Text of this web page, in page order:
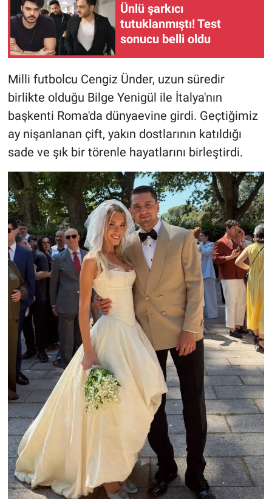
Ünlü şarkıcı
tutuklanmıştı! Test
sonucu belli oldu
Milli futbolcu Cengiz Ünder, uzun süredir
birlikte olduğu Bilge Yenigül ile İtalya'nın
başkenti Roma'da dünyaevine girdi. Geçtiğimiz
ay nişanlanan çift, yakın dostlarının katıldığı
sade ve şık bir törenle hayatlarını birleştirdi.